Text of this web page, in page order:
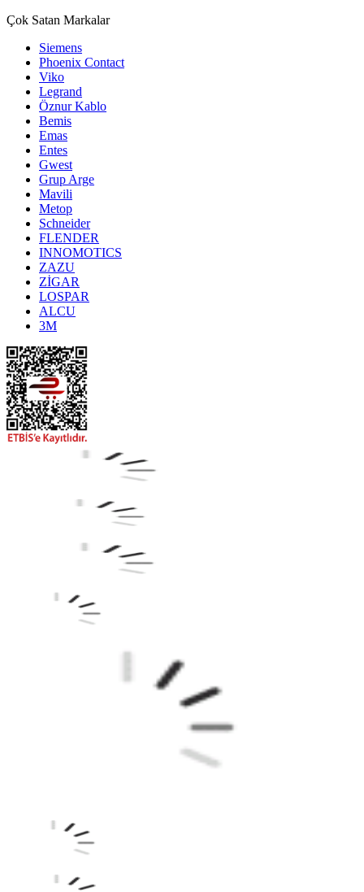
Çok Satan Markalar
Siemens
Phoenix Contact
Viko
Legrand
Öznur Kablo
Bemis
Emas
Entes
Gwest
Grup Arge
Mavili
Metop
Schneider
FLENDER
INNOMOTICS
ZAZU
ZİGAR
LOSPAR
ALCU
3M